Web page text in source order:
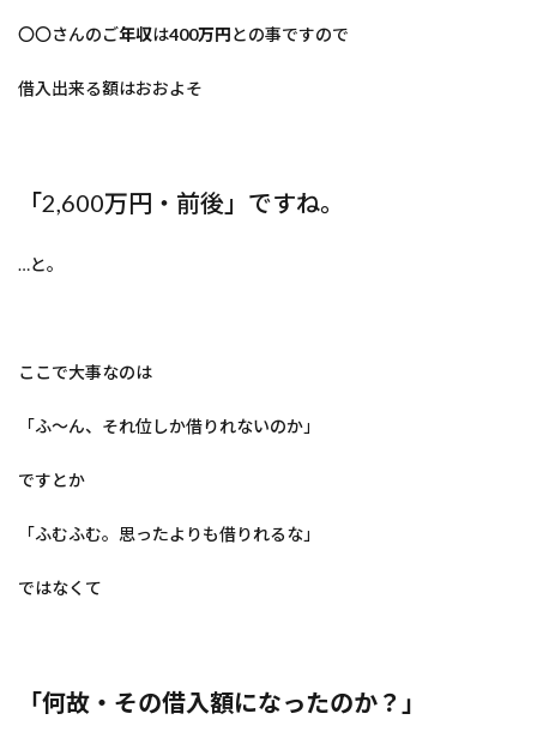
〇〇さんのご年収は400万円との事ですので
借入出来る額はおおよそ
「2,600万円・前後」ですね。
…と。
ここで大事なのは
「ふ～ん、それ位しか借りれないのか」
ですとか
「ふむふむ。思ったよりも借りれるな」
ではなくて
「何故・その借入額になったのか？」